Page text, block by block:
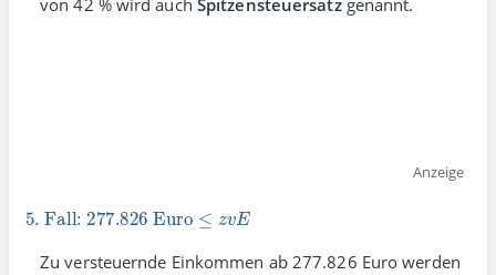
Anzeige
5. Fall: 277.826Euro E
Zu versteuernde Einkommen ab 277.826 Euro werden